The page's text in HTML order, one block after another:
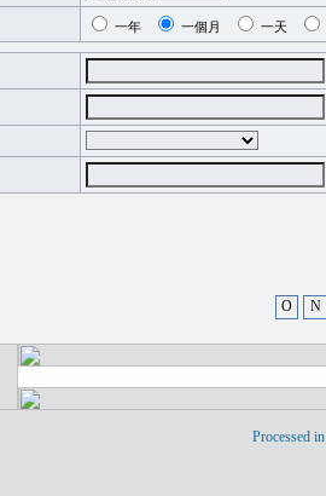
一年 一個月 一天
O N
Processed